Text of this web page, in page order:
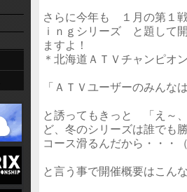
さらに今年も １月の第１
ｉｎｇシリーズ と題して
ますよ！
＊北海道ＡＴＶチャンピオ
「ＡＴＶユーザーのみんな
と誘ってもきっと 「え～
ど、冬のシリーズは誰でも
コース滑るんだから・・・
と言う事で開催概要はこん